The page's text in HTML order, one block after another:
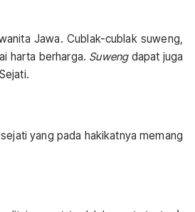
Jawa. Cublak-cublak suweng,
harta berharga. Suweng dapat juga
yang pada hakikatnya memang